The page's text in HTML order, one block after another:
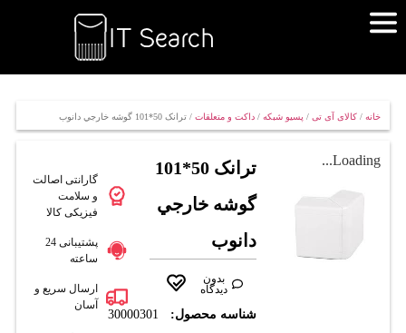
خانه/ کالای آی تی/ پسیو شبکه/ داکت و متعلقات/ ترانک 50*101 گوشه خارجي دانوب
Loading...
ترانک 50*101
گوشه خارجي
دانوب
بدون
دیدگاه
شناسه محصول: 30000301
گارانتی اصالت
و سلامت
فیزیکی کالا
پشتیبانی 24
ساعته
ارسال سریع و
آسان